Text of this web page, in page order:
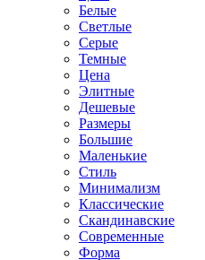
Белые
Светлые
Серые
Темные
Цена
Элитные
Дешевые
Размеры
Большие
Маленькие
Стиль
Минимализм
Классические
Скандинавские
Современные
Форма